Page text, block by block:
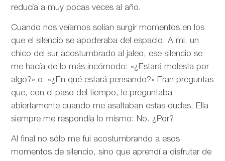
reducía a muy pocas veces al año.
Cuando nos veíamos solían surgir momentos en los
que el silencio se apoderaba del espacio. A mi, un
chico del sur acostumbrado al jaleo, ese silencio se
me hacía de lo más incómodo: «¿Estará molesta por
algo?» o «¿En qué estará pensando?» Eran preguntas
que, con el paso del tiempo, le preguntaba
abiertamente cuando me asaltaban estas dudas. Ella
siempre me respondía lo mismo: No. ¿Por?
Al final no sólo me fui acostumbrando a esos
momentos de silencio, sino que aprendí a disfrutar de